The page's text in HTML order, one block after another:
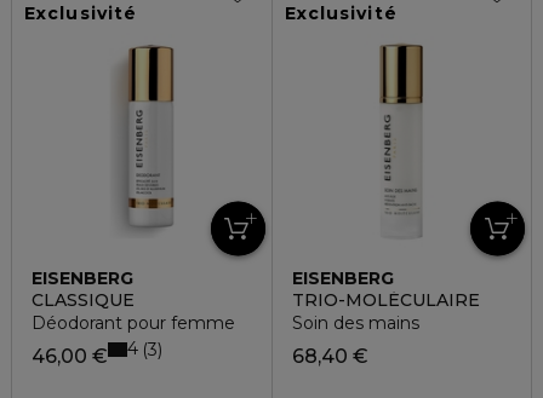
Exclusivité
EISENBERG
CLASSIQUE
Déodorant pour femme
46,00 € 4 3
Exclusivité
EISENBERG
TRIO-MOLÉCULAIRE
Soin des mains
68,40 €